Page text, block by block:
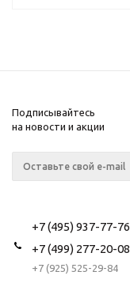
Подписывайтесь
на новости и акции
+7 (495) 937-77-76
+7 (499) 277-20-08
+7 (925) 525-29-84